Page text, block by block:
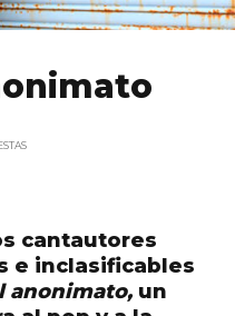
cantautores
e inclasificables
anonimato, un